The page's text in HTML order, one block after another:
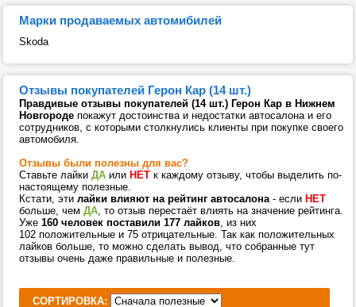
Марки продаваемых автомибилей
Skoda
Отзывы покупателей Герон Кар (14 шт.)
Правдивые отзывы покупателей (14 шт.) Герон Кар в Нижнем
Новгороде покажут достоинства и недостатки автосалона и его
сотрудников, с которыми столкнулись клиенты при покупке своего
автомобиля.
Отзывы были полезны для вас?
Ставьте лайки ДА или НЕТ к каждому отзыву, чтобы выделить по-
настоящему полезные.
Кстати, эти лайки влияют на рейтинг автосалона- если НЕТ
больше, чем ДА, то отзыв перестаёт влиять на значение рейтинга.
Уже 160 человек поставили 177 лайков, из них
102 положительные и 75 отрицательные. Так как положительных
лайков больше, то можно сделать вывод, что собранные тут
отзывы очень даже правильные и полезные.
СОРТИРОВКА: